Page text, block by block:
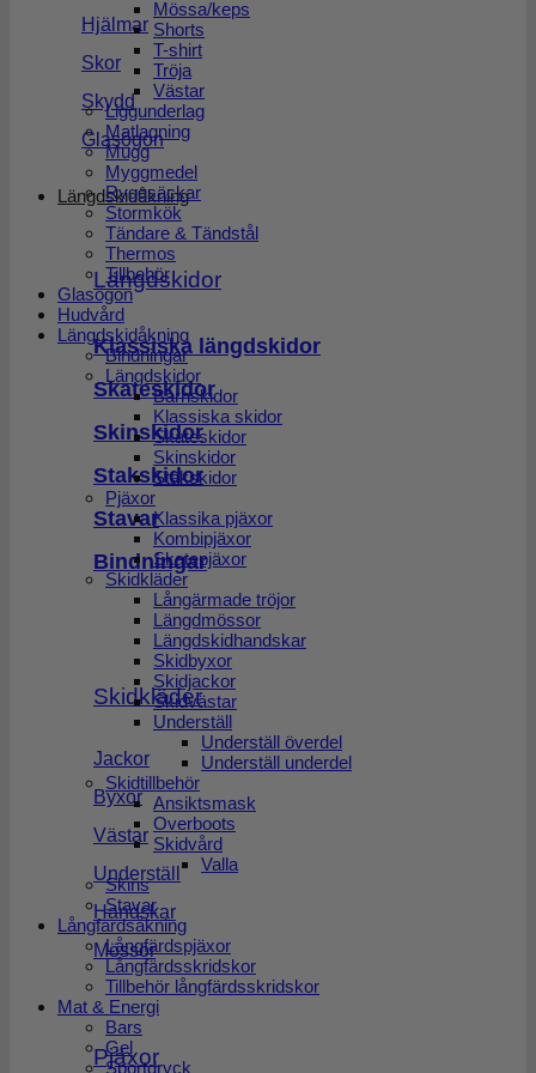
Hjälmar
Skor
Skydd
Glasögon
Längdskidåkning
Längdskidor
Klassiska längdskidor
Skateskidor
Skinskidor
Stakskidor
Stavar
Bindningar
Skidkläder
Jackor
Byxor
Västar
Underställ
Handskar
Mössor
Pjäxor
Mössa/keps
Shorts
T-shirt
Tröja
Västar
Liggunderlag
Matlagning
Mugg
Myggmedel
Ryggsäckar
Stormkök
Tändare & Tändstål
Thermos
Tillbehör
Glasögon
Hudvård
Längdskidåkning
Bindningar
Längdskidor
Barnskidor
Klassiska skidor
Skateskidor
Skinskidor
Stakskidor
Pjäxor
Klassika pjäxor
Kombipjäxor
Skatepjäxor
Skidkläder
Långärmade tröjor
Längdmössor
Längdskidhandskar
Skidbyxor
Skidjackor
Skidvästar
Underställ
Underställ överdel
Underställ underdel
Skidtillbehör
Ansiktsmask
Overboots
Skidvård
Valla
Skins
Stavar
Långfärdsåkning
Långfärdspjäxor
Långfärdsskridskor
Tillbehör långfärdsskridskor
Mat & Energi
Bars
Gel
Sportdryck